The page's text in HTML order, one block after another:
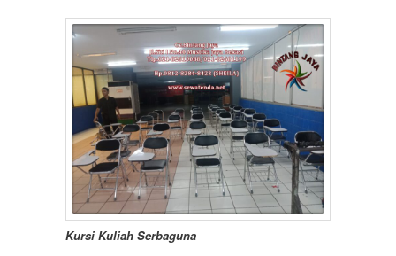
Kursi Kuliah Serbaguna